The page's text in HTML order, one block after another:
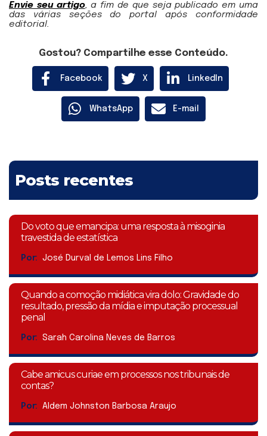
Envie seu artigo, a fim de que seja publicado em uma
das várias seções do portal após conformidade
editorial.
Gostou? Compartilhe esse Conteúdo.
Facebook X LinkedIn
WhatsApp E-mail
Posts recentes
Do voto que emancipa: uma resposta à misoginia
travestida de estatística
Por: José Durval de Lemos Lins Filho
Quando a comoção midiática vira dolo: Gravidade do
resultado, pressão da mídia e imputação processual
penal
Por: Sarah Carolina Neves de Barros
Cabe amicus curiae em processos nos tribunais de
contas?
Por: Aldem Johnston Barbosa Araujo